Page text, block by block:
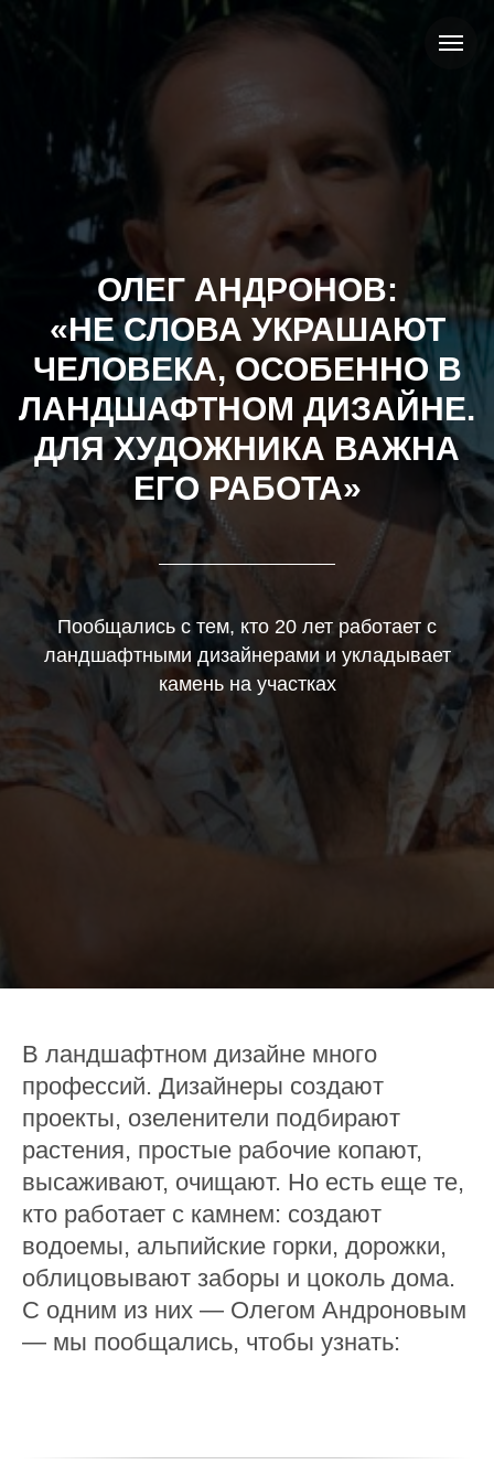
ОЛЕГ АНДРОНОВ:
«НЕ СЛОВА УКРАШАЮТ
ЧЕЛОВЕКА, ОСОБЕННО В
ЛАНДШАФТНОМ ДИЗАЙНЕ.
ДЛЯ ХУДОЖНИКА ВАЖНА
ЕГО РАБОТА»
Пообщались с тем, кто 20 лет работает с
ландшафтными дизайнерами и укладывает
камень на участках
В ландшафтном дизайне много
профессий. Дизайнеры создают
проекты, озеленители подбирают
растения, простые рабочие копают,
высаживают, очищают. Но есть еще те,
кто работает с камнем: создают
водоемы, альпийские горки, дорожки,
облицовывают заборы и цоколь дома.
С одним из них — Олегом Андроновым
— мы пообщались, чтобы узнать: